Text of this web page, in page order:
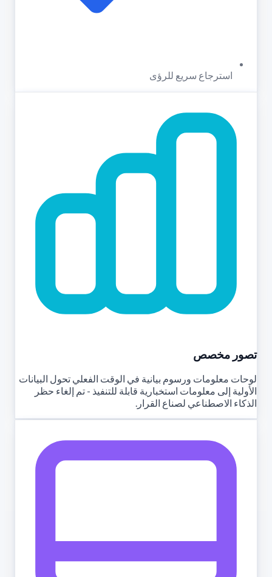
استرجاع سريع للرؤى
تصور مخصص
لوحات معلومات ورسوم بيانية في الوقت الفعلي تحول البيانات
الأولية إلى معلومات استخبارية قابلة للتنفيذ - تم إلغاء حظر
الذكاء الاصطناعي لصناع القرار.